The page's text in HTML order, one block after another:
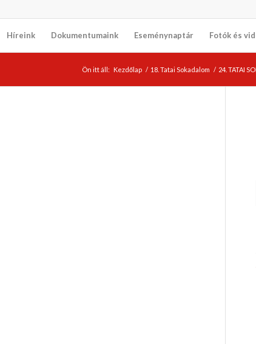
Híreink Dokumentumaink Eseménynaptár Fotók és
Ön itt áll: Kezdőlap / 18. Tatai Sokadalom / 24. TATAI